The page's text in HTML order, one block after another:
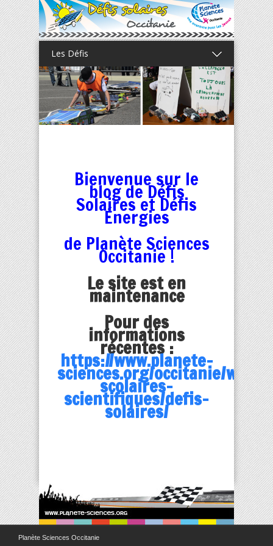
Les Défis
Bienvenue sur le
blog de Défis
Solaires et Défis
Énergies
de Planète Sciences
Occitanie !
Le site est en
maintenance
Pour des
informations
récentes :
https://www.planete-
sciences.org/occitanie/web/
scolaires-
scientifiques/defis-
solaires/
Planète Sciences Occitanie